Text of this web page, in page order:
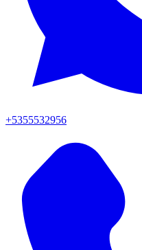
+5355532956